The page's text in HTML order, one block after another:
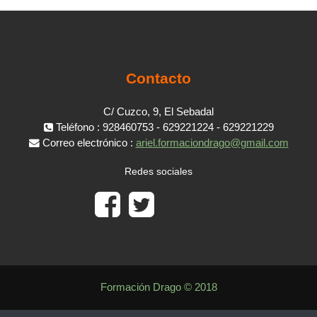
Contacto
C/ Cuzco, 9, El Sebadal
Teléfono : 928460753 - 629221224 - 629221229
Correo electrónico : ariel.formaciondrago@gmail.com
Redes sociales
Formación Drago © 2018